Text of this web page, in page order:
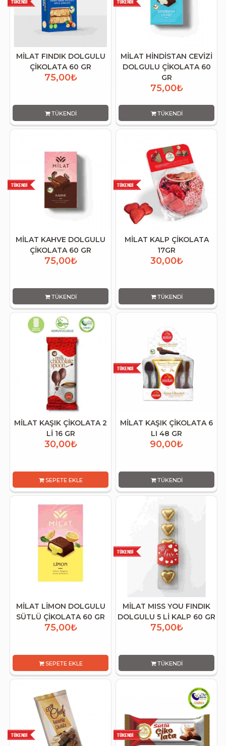
MİLAT FINDIK DOLGULU
ÇİKOLATA 60 GR
75,00₺
TÜKENDI
MİLAT HİNDİSTAN CEVİZİ
DOLGULU ÇİKOLATA 60
GR
75,00₺
TÜKENDI
MİLAT KAHVE DOLGULU
ÇİKOLATA 60 GR
75,00₺
TÜKENDI
MİLAT KALP ÇİKOLATA
17GR
30,00₺
TÜKENDI
MİLAT KAŞIK ÇİKOLATA 2
Lİ 16 GR
30,00₺
SEPETE EKLE
MİLAT KAŞIK ÇİKOLATA 6
LI 48 GR
90,00₺
TÜKENDI
MİLAT LİMON DOLGULU
SÜTLÜ ÇİKOLATA 60 GR
75,00₺
SEPETE EKLE
MİLAT MISS YOU FINDIK
DOLGULU 5 Lİ KALP 60 GR
75,00₺
TÜKENDI